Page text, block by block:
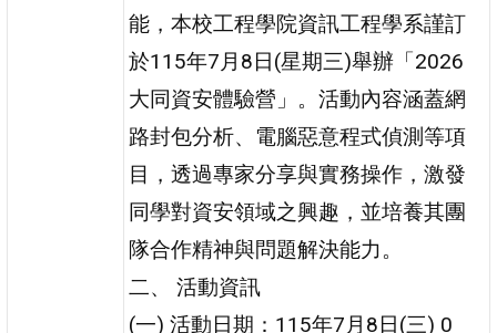
能，本校工程學院資訊工程學系謹訂
於115年7月8日(星期三)舉辦「2026
大同資安體驗營」。活動內容涵蓋網
路封包分析、電腦惡意程式偵測等項
目，透過專家分享與實務操作，激發
同學對資安領域之興趣，並培養其團
隊合作精神與問題解決能力。
二、 活動資訊
(一) 活動日期：115年7月8日(三) 0